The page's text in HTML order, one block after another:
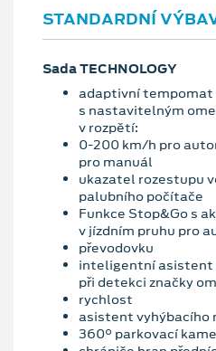
STANDARDNÍ
Sada TECHNOLOGY
adaptivní tempomat
s nastavitelným
v rozpětí:
0-200 km/h pro
pro manuál
ukazatel rozestupu
palubního počítače
Funkce Stop&Go s
v jízdním pruhu pro
převodovku
inteligentní asistent
při detekci značky
rychlost
asistent vyhýbacího
360° parkovací